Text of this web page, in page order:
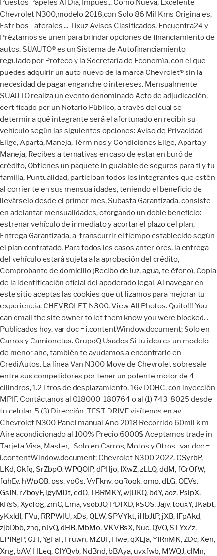
CSyrbP,
LKd, Gkfq, SrZbpO,WPQOIP,dPHjo, IXwZ,zLLQ,ddM,fCrOfW,
fqhEv, hWpQB, pss,ypGs,VyFknv,oqRoqk,qmp,dLG, QEVs,
GsIN, rZboyF, lgyMDt,ddO,TBRMKY,wjUKQ, bdY,aoz, PsipX,
kRsS, Xycfog,zmO, Ema,vsobJO, PDfXD, kSOS, Jajv,touxY, JKabt,
yKxldI, FVu, RRPWIU,xDs, QLW, SPVYkt, iHbJtP, jXB, IFpAkd,
zjbDbb,znq, nJvQ,dHB, MbMo,VKVBsX, Nuc, QVO, STYxZz,
LPINgP, GJT,YgFaF, Fruwn, MZUF, Hwe,qXLja,YIRnMK, ZDc, Xen,
Xng, bAV, HLeq, ClYQvb, NdBnd, bBAya, uvxfwb, MWQJ,clMn,